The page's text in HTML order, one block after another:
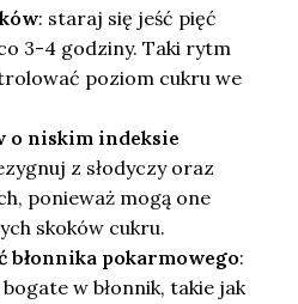
: staraj się jeść pięć
3-4 godziny. Taki rytm
poziom cukru we
o niskim indeksie
z słodyczy oraz
ponieważ mogą one
skoków cukru.
błonnika pokarmowego:
w błonnik, takie jak